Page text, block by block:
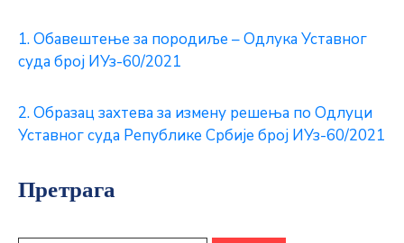
1.Обавештење за породиље – Одлука Уставног
суда број ИУз-60/2021
2.Образац захтева за измену решења по Одлуци
Уставног суда Републике Србије број ИУз-60/2021
Претрага